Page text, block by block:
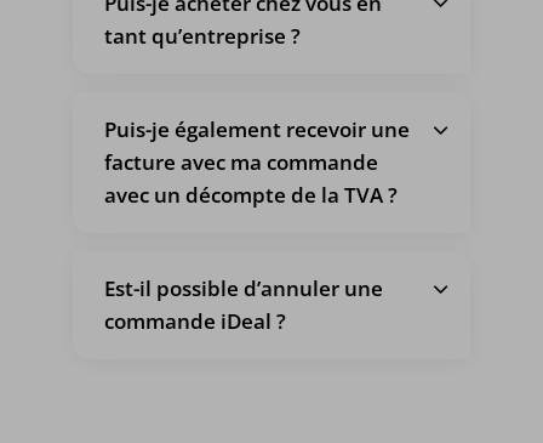
tant qu’entreprise ?
Puis-je également recevoir une
facture avec ma commande
avec un décompte de la TVA ?
Est-il possible d’annuler une
commande iDeal ?